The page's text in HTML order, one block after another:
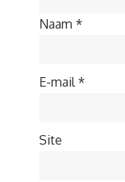
Naam *
E-mail *
Site